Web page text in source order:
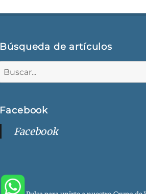
Búsqueda de artículos
Facebook
Facebook